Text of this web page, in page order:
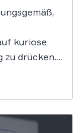
kuriose
zu drücken.
den
Der EuGH